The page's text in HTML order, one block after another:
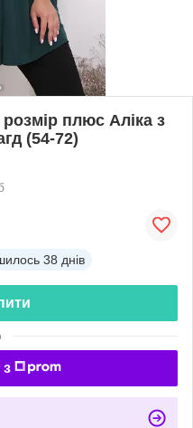
плюс Аліка з
(54-72)
38 днів
з